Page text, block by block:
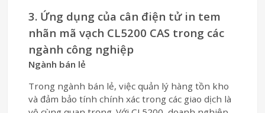
3. Ứng dụng của cân điện tử in tem
nhãn mã vạch CL5200 CAS trong các
ngành công nghiệp
Ngành bán lẻ
Trong ngành bán lẻ, việc quản lý hàng tồn kho
và đảm bảo tính chính xác trong các giao dịch là